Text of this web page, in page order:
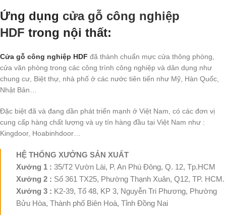
Ứng dụng cửa gỗ công nghiệp
HDF trong nội thất:
Cửa gỗ công nghiệp HDF đã thành chuẩn mực cửa thông phòng,
cửa văn phòng trong các công trình công nghiệp và dân dụng như
chung cư, Biệt thự, nhà phố ở các nước tiên tiến như Mỹ, Hàn Quốc,
Nhật Bản…
Đặc biệt đã và đang dần phát triển mạnh ở Việt Nam, có các đơn vị
cung cấp hàng chất lượng và uy tín hàng đầu tại Việt Nam như :
Kingdoor, Hoabinhdoor…
HỆ THỐNG XƯỞNG SẢN XUẤT
Xưởng 1 : 35/T2 Vườn Lài, P. An Phú Đông, Q. 12, Tp.HCM
Xưởng 2 : Số 361 TX25, Phường Thạnh Xuân, Q12, TP. HCM.
Xưởng 3 : K2-39, Tổ 48, KP 3, Nguyễn Tri Phương, Phường
Bửu Hòa, Thành phố Biên Hoà, Tỉnh Đồng Nai